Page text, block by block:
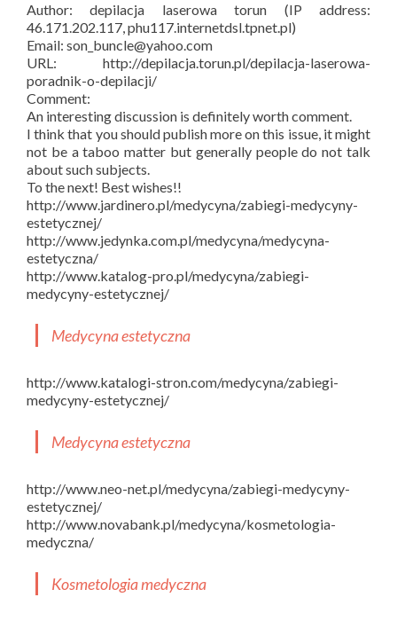
Author: depilacja laserowa torun (IP address:
46.171.202.117, phu117.internetdsl.tpnet.pl)
Email: son_buncle@yahoo.com
URL: http://depilacja.torun.pl/depilacja-laserowa-
poradnik-o-depilacji/
Comment:
An interesting discussion is definitely worth comment.
I think that you should publish more on this issue, it might
not be a taboo matter but generally people do not talk
about such subjects.
To the next! Best wishes!!
http://www.jardinero.pl/medycyna/zabiegi-medycyny-
estetycznej/
http://www.jedynka.com.pl/medycyna/medycyna-
estetyczna/
http://www.katalog-pro.pl/medycyna/zabiegi-
medycyny-estetycznej/
Medycyna estetyczna
http://www.katalogi-stron.com/medycyna/zabiegi-
medycyny-estetycznej/
Medycyna estetyczna
http://www.neo-net.pl/medycyna/zabiegi-medycyny-
estetycznej/
http://www.novabank.pl/medycyna/kosmetologia-
medyczna/
Kosmetologia medyczna